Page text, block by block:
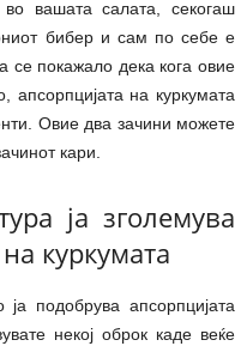
во вашата салата, секогаш
бибер и сам по себе е
се покажало дека кога овие
апсорпцијата на куркумата
Овие два зачини можете
кари.
ја зголемува
куркумата
ја подобрува апсорпцијата
некој оброк каде веќе